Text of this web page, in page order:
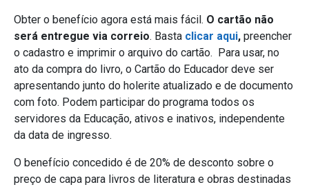
Obter o benefício agora está mais fácil. O cartão não
será entregue via correio. Basta clicar aqui, preencher
o cadastro e imprimir o arquivo do cartão. Para usar, no
ato da compra do livro, o Cartão do Educador deve ser
apresentando junto do holerite atualizado e de documento
com foto. Podem participar do programa todos os
servidores da Educação, ativos e inativos, independente
da data de ingresso.
O benefício concedido é de 20% de desconto sobre o
preço de capa para livros de literatura e obras destinadas